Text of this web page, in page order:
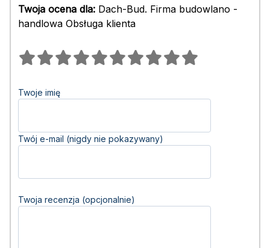
Twoja ocena dla: Dach-Bud. Firma budowlano -
handlowa Obsługa klienta
Twoje imię
Twój e-mail (nigdy nie pokazywany)
Twoja recenzja (opcjonalnie)